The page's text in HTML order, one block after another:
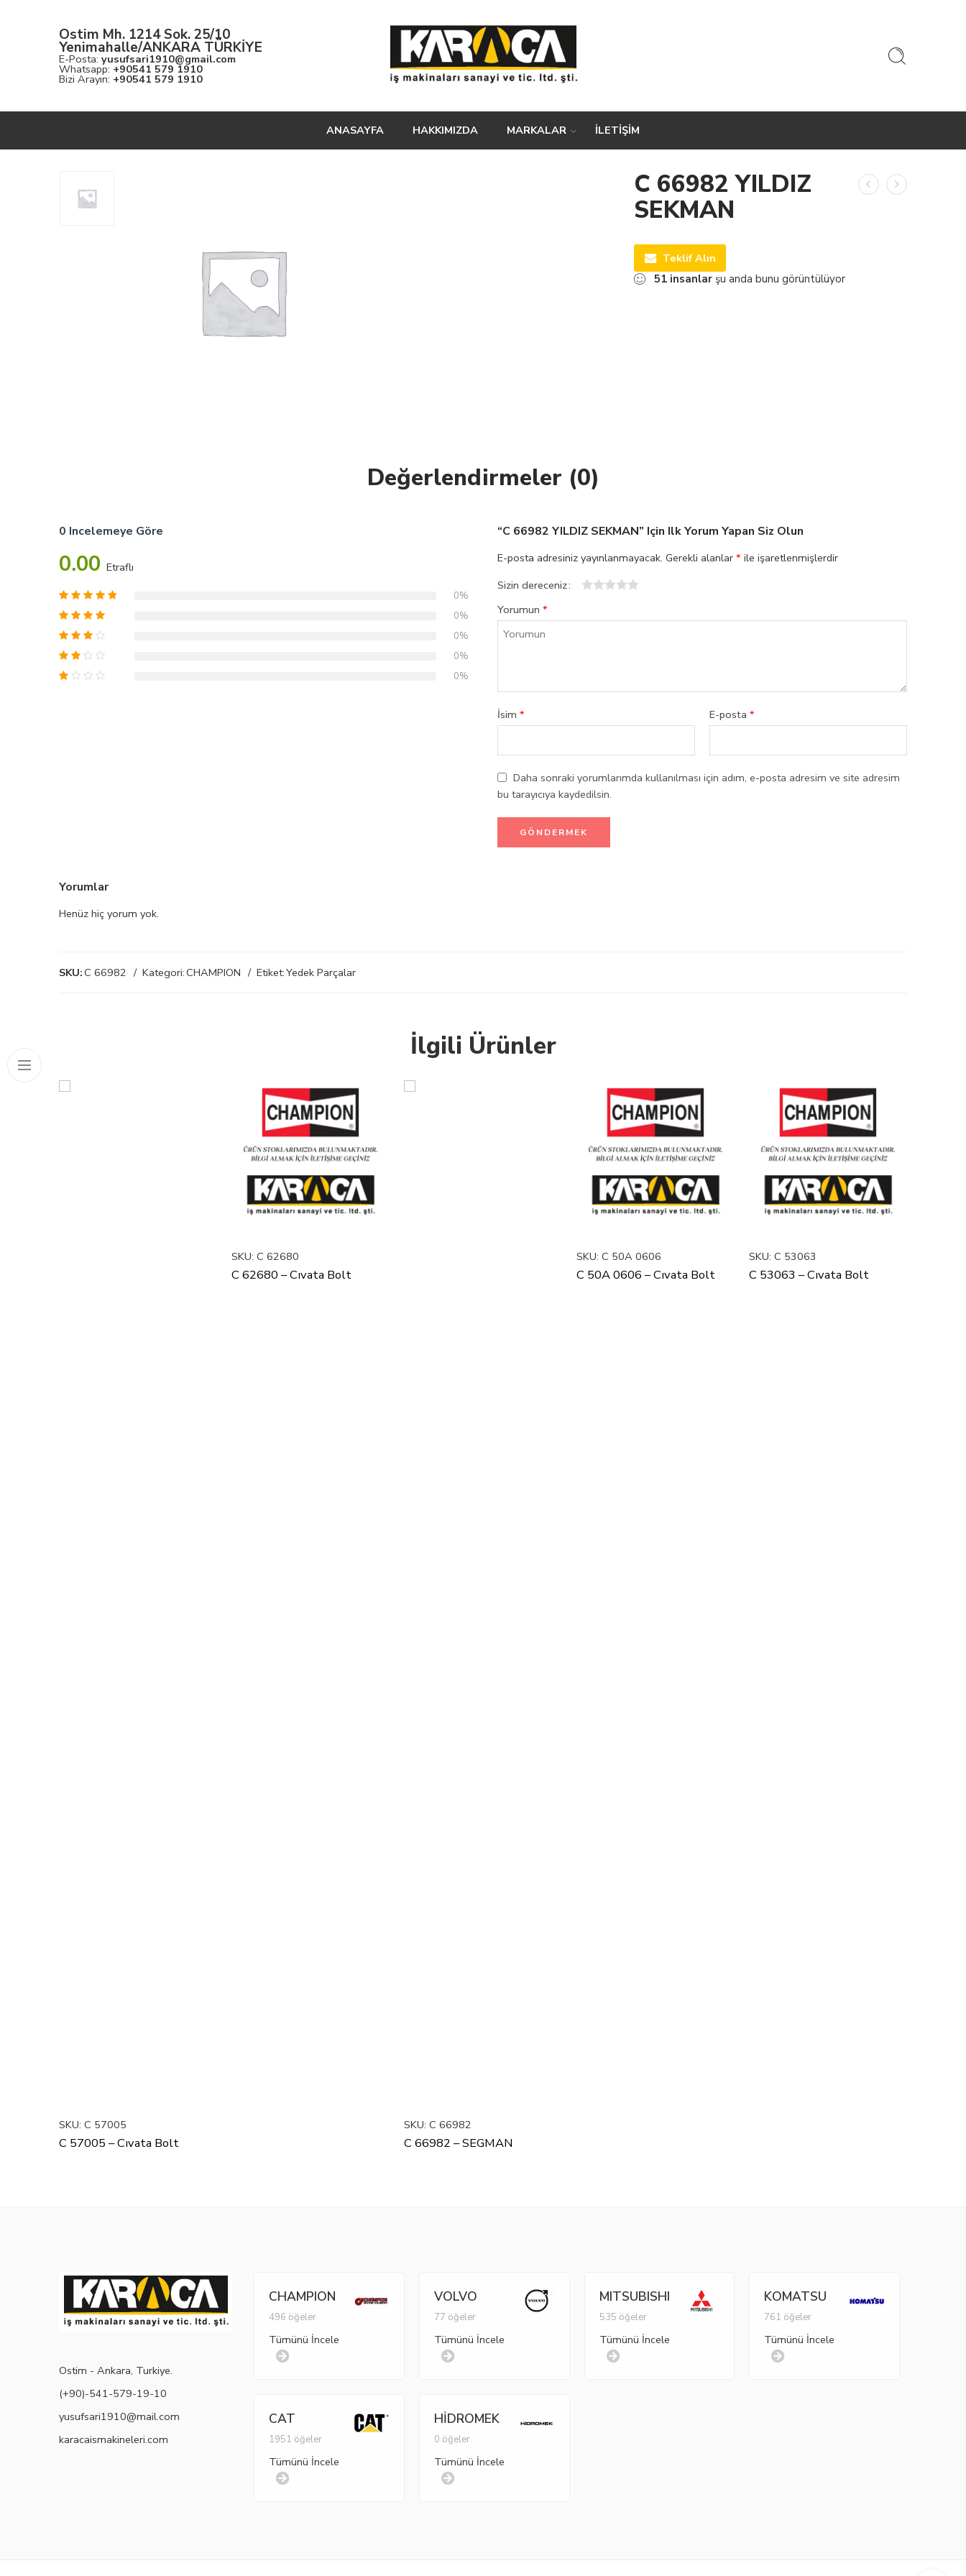
Ostim Mh. 1214 Sok. 25/10
Yenimahalle/ANKARA TÜRKİYE
E-Posta: yusufsari1910@gmail.com
Whatsapp: +90541 579 1910
Bizi Arayın: +90541 579 1910
ANASAYFA HAKKIMIZDA MARKALAR İLETİŞİM
C 66982 YILDIZ
SEKMAN
Teklif Alın
51 insanlar şu anda bunu görüntülüyor
Değerlendirmeler (0)
0 Incelemeye Göre
0.00 Etraflı
0%
0%
0%
0%
0%
“C 66982 YILDIZ SEKMAN” Için Ilk Yorum Yapan Siz Olun
E-posta adresiniz yayınlanmayacak. Gerekli alanlar * ile işaretlenmişlerdir
Sizin dereceniz
Yorumun *
İsim * E-posta *
Daha sonraki yorumlarımda kullanılması için adım, e-posta adresim ve site adresim
bu tarayıcıya kaydedilsin.
Yorumlar
Henüz hiç yorum yok.
SKU:C 66982 Kategori:CHAMPION Etiket:Yedek Parçalar
İlgili Ürünler
SKU: C 57005
C 57005 – Cıvata Bolt
SKU: C 62680
C 62680 – Cıvata Bolt
SKU: C 66982
C 66982 – SEGMAN
SKU: C 50A 0606
C 50A 0606 – Cıvata Bolt
SKU: C 53063
C 53063 – Cıvata Bolt
Ostim - Ankara, Turkiye.
(+90)-541-579-19-10
yusufsari1910@mail.com
karacaismakineleri.com
CHAMPION
496 öğeler
Tümünü İncele
VOLVO
77 öğeler
Tümünü İncele
MITSUBISHI
535 öğeler
Tümünü İncele
KOMATSU
761 öğeler
Tümünü İncele
CAT
1951 öğeler
Tümünü İncele
HİDROMEK
0 öğeler
Tümünü İncele